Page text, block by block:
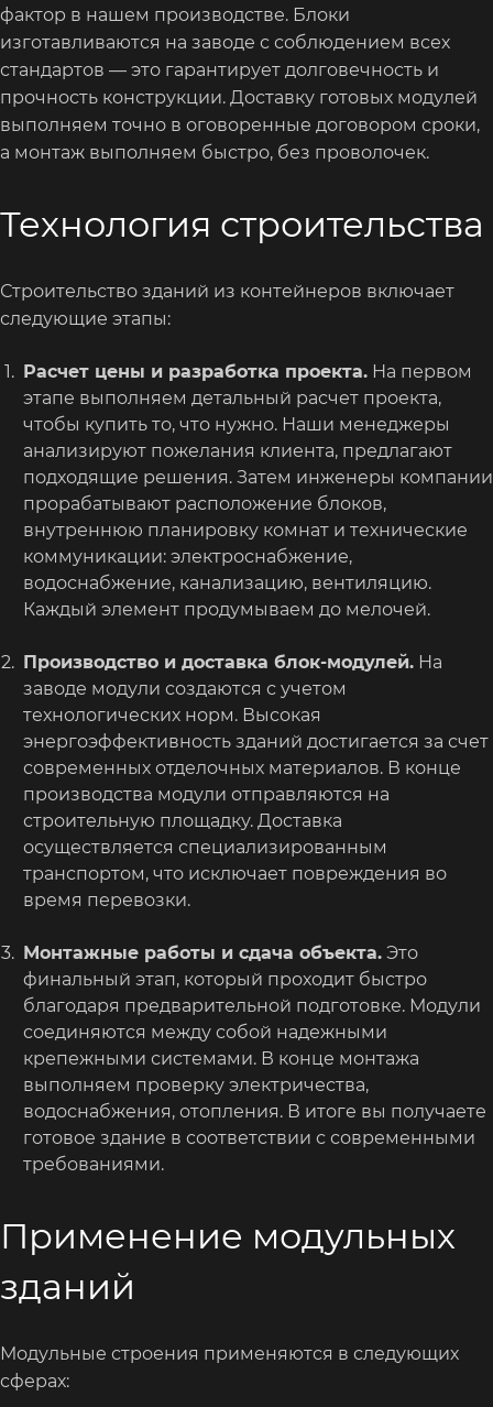
фактор в нашем производстве. Блоки
изготавливаются на заводе с соблюдением всех
стандартов — это гарантирует долговечность и
прочность конструкции. Доставку готовых модулей
выполняем точно в оговоренные договором сроки,
а монтаж выполняем быстро, без проволочек.
Технология строительства
Строительство зданий из контейнеров включает
следующие этапы:
Расчет цены и разработка проекта. На первом
этапе выполняем детальный расчет проекта,
чтобы купить то, что нужно. Наши менеджеры
анализируют пожелания клиента, предлагают
подходящие решения. Затем инженеры компании
прорабатывают расположение блоков,
внутреннюю планировку комнат и технические
коммуникации: электроснабжение,
водоснабжение, канализацию, вентиляцию.
Каждый элемент продумываем до мелочей.
Производство и доставка блок-модулей. На
заводе модули создаются с учетом
технологических норм. Высокая
энергоэффективность зданий достигается за счет
современных отделочных материалов. В конце
производства модули отправляются на
строительную площадку. Доставка
осуществляется специализированным
транспортом, что исключает повреждения во
время перевозки.
Монтажные работы и сдача объекта. Это
финальный этап, который проходит быстро
благодаря предварительной подготовке. Модули
соединяются между собой надежными
крепежными системами. В конце монтажа
выполняем проверку электричества,
водоснабжения, отопления. В итоге вы получаете
готовое здание в соответствии с современными
требованиями.
Применение модульных
зданий
Модульные строения применяются в следующих
сферах: